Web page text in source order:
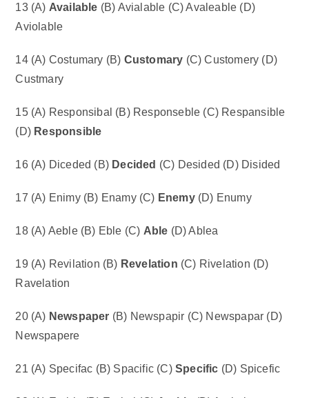
13 (A) Available (B) Avialable (C) Avaleable (D)
Aviolable
14 (A) Costumary (B) Customary (C) Customery (D)
Custmary
15 (A) Responsibal (B) Responseble (C) Respansible
(D) Responsible
16 (A) Diceded (B) Decided (C) Desided (D) Disided
17 (A) Enimy (B) Enamy (C) Enemy(D) Enumy
18 (A) Aeble (B) Eble (C) Able (D) Ablea
19 (A) Revilation (B) Revelation (C) Rivelation (D)
Ravelation
20 (A) Newspaper (B) Newspapir (C) Newspapar (D)
Newspapere
21 (A) Specifac (B) Spacific (C)Specific (D) Spicefic